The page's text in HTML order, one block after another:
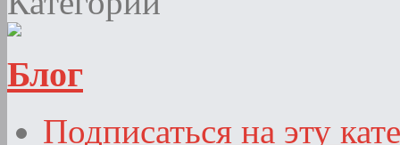
Блог
Подписаться на эту